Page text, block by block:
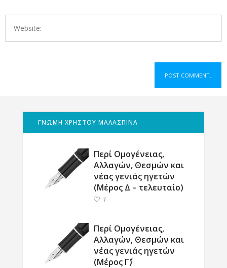
ΓΝΩΜΗ ΧΡΗΣΤΟΥ ΜΑΛΑΣΠΙΝΑ
Περί Ομογένειας,
Αλλαγών, Θεσμών και
νέας γενιάς ηγετών
(Μέρος Δ – τελευταίο)
1
Περί Ομογένειας,
Αλλαγών, Θεσμών και
νέας γενιάς ηγετών
(Μέρος Γ΄)